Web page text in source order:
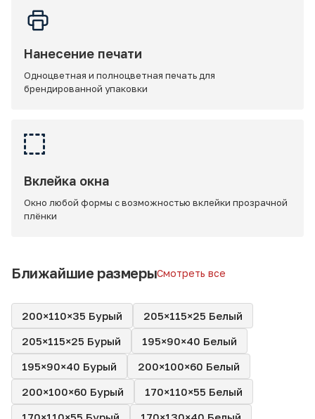
Нанесение печати
Одноцветная и полноцветная печать для
брендированной упаковки
Вклейка окна
Окно любой формы с возможностью вклейки прозрачной
плёнки
Ближайшие размерыСмотреть все
200×110×35 Бурый
205×115×25 Белый
205×115×25 Бурый
195×90×40 Белый
195×90×40 Бурый
200×100×60 Белый
200×100×60 Бурый
170×110×55 Белый